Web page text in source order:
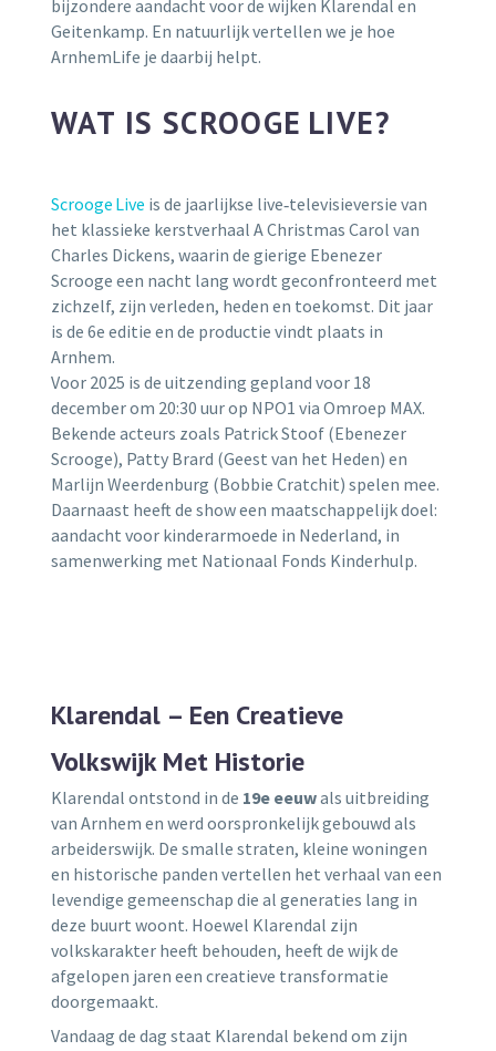
bijzondere aandacht voor de wijken Klarendal en
Geitenkamp. En natuurlijk vertellen we je hoe
ArnhemLife je daarbij helpt.
WAT IS SCROOGE LIVE?
Scrooge Live is de jaarlijkse live‑televisie­versie van
het klassieke kerstverhaal A Christmas Carol van
Charles Dickens, waarin de gierige Ebenezer
Scrooge een nacht lang wordt geconfronteerd met
zichzelf, zijn verleden, heden en toekomst. Dit jaar
is de 6e editie en de productie vindt plaats in
Arnhem.
Voor 2025 is de uitzending gepland voor 18
december om 20:30 uur op NPO1 via Omroep MAX.
Bekende acteurs zoals Patrick Stoof (Ebenezer
Scrooge), Patty Brard (Geest van het Heden) en
Marlijn Weerdenburg (Bobbie Cratchit) spelen mee.
Daarnaast heeft de show een maatschappelijk doel:
aandacht voor kinderarmoede in Nederland, in
samenwerking met Nationaal Fonds Kinderhulp.
Klarendal – Een Creatieve
Volkswijk Met Historie
Klarendal ontstond in de 19e eeuwals uitbreiding
van Arnhem en werd oorspronkelijk gebouwd als
arbeiderswijk. De smalle straten, kleine woningen
en historische panden vertellen het verhaal van een
levendige gemeenschap die al generaties lang in
deze buurt woont. Hoewel Klarendal zijn
volkskarakter heeft behouden, heeft de wijk de
afgelopen jaren een creatieve transformatie
doorgemaakt.
Vandaag de dag staat Klarendal bekend om zijn